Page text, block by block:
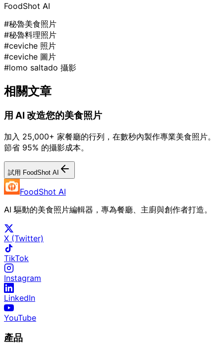
FoodShot AI
#秘魯美食照片
#秘魯料理照片
#ceviche 照片
#ceviche 圖片
#lomo saltado 攝影
相關文章
用 AI 改造您的美食照片
加入 25,000+ 家餐廳的行列，在數秒內製作專業美食照片。
節省 95% 的攝影成本。
試用 FoodShot AI
FoodShot AI
AI 驅動的美食照片編輯器，專為餐廳、主廚與創作者打造。
X (Twitter)
TikTok
Instagram
LinkedIn
YouTube
產品